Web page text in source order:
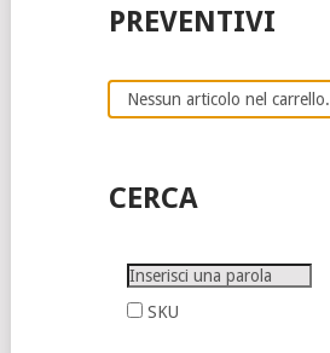
PREVENTIVI
Nessun articolo nel carrello.
CERCA
SKU